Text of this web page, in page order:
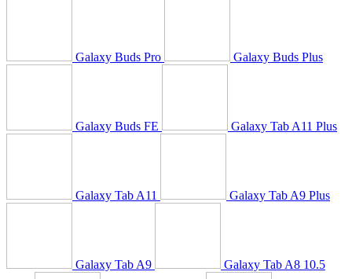
Galaxy Buds Pro Galaxy Buds Plus
Galaxy Buds FE Galaxy Tab A11 Plus
Galaxy Tab A11 Galaxy Tab A9 Plus
Galaxy Tab A9 Galaxy Tab A8 10.5